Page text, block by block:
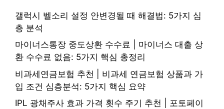
갤럭시 벨소리 설정 안변경될 때 해결법: 5가지 심
층 분석
마이너스통장 중도상환 수수료 | 마이너스 대출 상
환 수수료 없음: 5가지 핵심 총정리
비과세연금보험 추천 | 비과세 연금보험 상품과 가
입 조건 심층분석: 5가지 핵심 요약
IPL 광채주사 효과 가격 횟수 주기 추천 | 포토페이